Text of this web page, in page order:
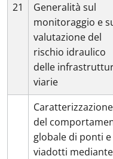
21
Generalità sul
monitoraggio e
valutazione del
rischio idraulico
delle
viarie
Caratterizzazione
del
globale di ponti e
viadotti mediante